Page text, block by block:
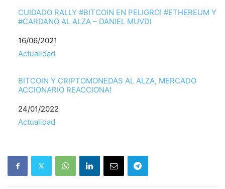
CUIDADO RALLY #BITCOIN EN PELIGRO! #ETHEREUM Y
#CARDANO AL ALZA – DANIEL MUVDI
Fecha
16/06/2021
Respecto a
Actualidad
BITCOIN Y CRIPTOMONEDAS AL ALZA, MERCADO
ACCIONARIO REACCIONA!
Fecha
24/01/2022
Respecto a
Actualidad